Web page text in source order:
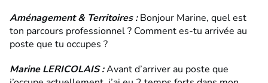
Aménagement & Territoires :Bonjour Marine, quel est
ton parcours professionnel ? Comment es-tu arrivée au
poste que tu occupes ?
Marine LERICOLAIS :Avant d’arriver au poste que